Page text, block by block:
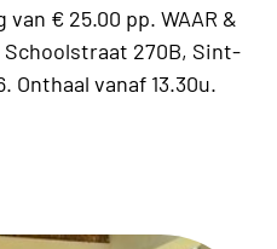
€ 25.00 pp. WAAR &
Schoolstraat 270B, Sint-
Onthaal vanaf 13.30u.